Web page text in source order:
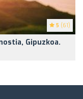
5 (61)
Gipuzkoa.